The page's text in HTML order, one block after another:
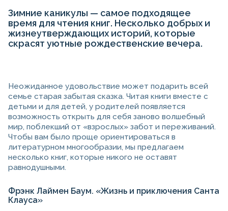
Зимние каникулы — самое подходящее
время для чтения книг. Несколько добрых и
жизнеутверждающих историй, которые
скрасят уютные рождественские вечера.
Неожиданное удовольствие может подарить всей
семье старая забытая сказка. Читая книги вместе с
детьми и для детей, у родителей появляется
возможность открыть для себя заново волшебный
мир, поблекший от «взрослых» забот и переживаний.
Чтобы вам было проще ориентироваться в
литературном многообразии, мы предлагаем
несколько книг, которые никого не оставят
равнодушными.
Фрэнк Лаймен Баум. «Жизнь и приключения Санта
Клауса»